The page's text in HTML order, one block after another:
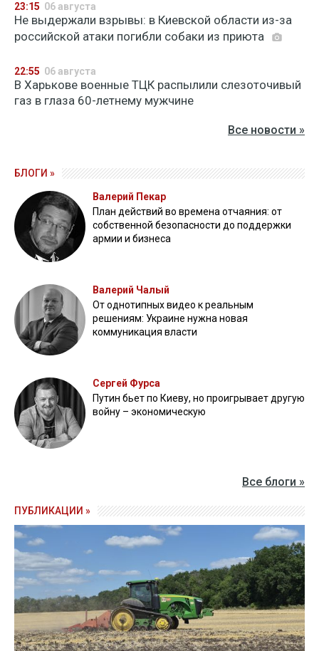
23:15 06 августа
Не выдержали взрывы: в Киевской области из-за
российской атаки погибли собаки из приюта
22:55 06 августа
В Харькове военные ТЦК распылили слезоточивый
газ в глаза 60-летнему мужчине
Все новости »
БЛОГИ »
Валерий Пекар
План действий во времена отчаяния: от
собственной безопасности до поддержки
армии и бизнеса
Валерий Чалый
От однотипных видео к реальным
решениям: Украине нужна новая
коммуникация власти
Сергей Фурса
Путин бьет по Киеву, но проигрывает другую
войну – экономическую
Все блоги »
ПУБЛИКАЦИИ »